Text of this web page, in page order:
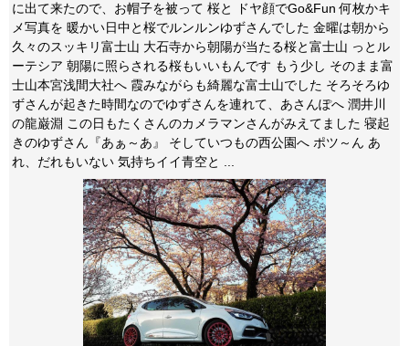
に出て来たので、お帽子を被って 桜と ドヤ顔でGo&Fun 何枚かキ
メ写真を 暖かい日中と桜でルンルンゆずさんでした 金曜は朝から
久々のスッキリ富士山 大石寺から朝陽が当たる桜と富士山 っとル
ーテシア 朝陽に照らされる桜もいいもんです もう少し そのまま富
士山本宮浅間大社へ 霞みながらも綺麗な富士山でした そろそろゆ
ずさんが起きた時間なのでゆずさんを連れて、あさんぽへ 潤井川
の龍巌淵 この日もたくさんのカメラマンさんがみえてました 寝起
きのゆずさん『あぁ～あ』 そしていつもの西公園へ ポツ～ん あ
れ、だれもいない 気持ちイイ青空と ...